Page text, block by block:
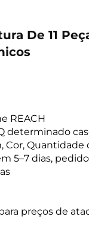
De 11
REACH
determinado
Cor, Quantidade
5–7 dias,
preços de